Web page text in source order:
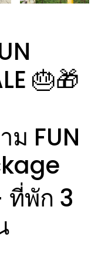
🎂🎁
ม FUN
ที่พัก 3